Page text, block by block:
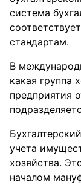
система
стандартам.
В
какая группа
предприятия
учета
хозяйства.
началом